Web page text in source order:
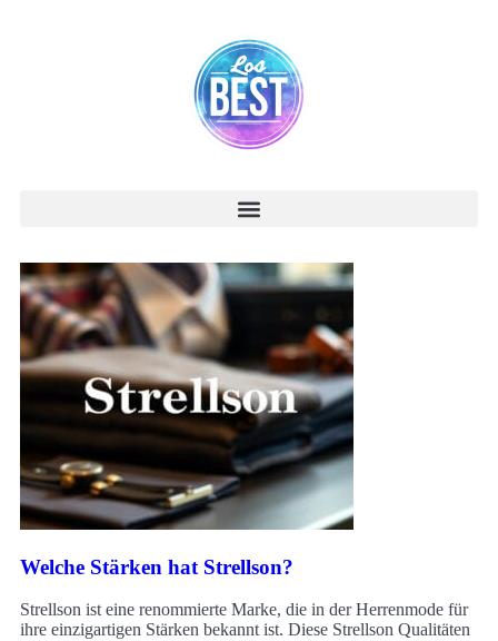
Welche Stärken hat Strellson?
Strellson ist eine renommierte Marke, die in der Herrenmode für
ihre einzigartigen Stärken bekannt ist. Diese Strellson Qualitäten